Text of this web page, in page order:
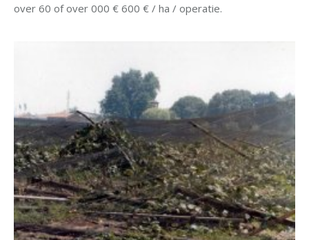
over 60 of over 000 € 600 € / ha / operatie.